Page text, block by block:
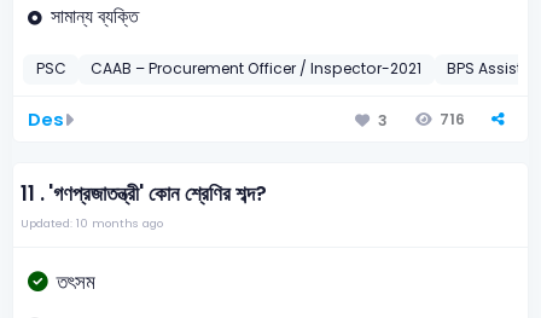
সামান্য ব্যক্তি
PSC CAAB – Procurement Officer / Inspector-2021 BPS
Des 3 716
11 .'গণপ্রজাতন্ত্রী' কোন শ্রেণির শব্দ?
Updated: 10 months ago
তৎসম